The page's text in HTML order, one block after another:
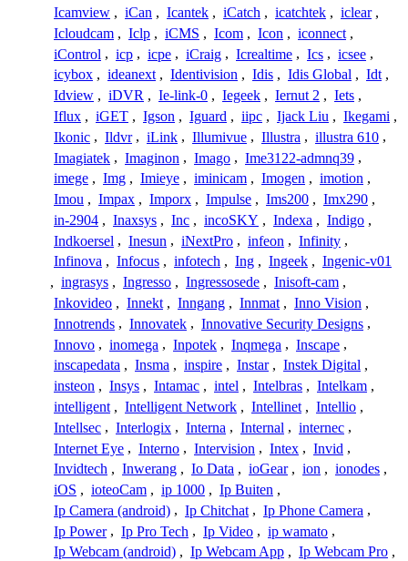
Icamview , iCan , Icantek , iCatch , icatchtek , iclear ,
Icloudcam , Iclp , iCMS , Icom , Icon , iconnect ,
iControl , icp , icpe , iCraig , Icrealtime , Ics , icsee ,
icybox , ideanext , Identivision , Idis , Idis Global , Idt ,
Idview , iDVR , Ie-link-0 , Iegeek , Iernut 2 , Iets ,
Iflux , iGET , Igson , Iguard , iipc , Ijack Liu , Ikegami ,
Ikonic , Ildvr , iLink , Illumivue , Illustra , illustra 610 ,
Imagiatek , Imaginon , Imago , Ime3122-admnq39 ,
imege , Img , Imieye , iminicam , Imogen , imotion ,
Imou , Impax , Imporx , Impulse , Ims200 , Imx290 ,
in-2904 , Inaxsys , Inc , incoSKY , Indexa , Indigo ,
Indkoersel , Inesun , iNextPro , infeon , Infinity ,
Infinova , Infocus , infotech , Ing , Ingeek , Ingenic-v01
, ingrasys , Ingresso , Ingressosede , Inisoft-cam ,
Inkovideo , Innekt , Inngang , Innmat , Inno Vision ,
Innotrends , Innovatek , Innovative Security Designs ,
Innovo , inomega , Inpotek , Inqmega , Inscape ,
inscapedata , Insma , inspire , Instar , Instek Digital ,
insteon , Insys , Intamac , intel , Intelbras , Intelkam ,
intelligent , Intelligent Network , Intellinet , Intellio ,
Intellsec , Interlogix , Interna , Internal , internec ,
Internet Eye , Interno , Intervision , Intex , Invid ,
Invidtech , Inwerang , Io Data , ioGear , ion , ionodes ,
iOS , ioteoCam , ip 1000 , Ip Buiten ,
Ip Camera (android) , Ip Chitchat , Ip Phone Camera ,
Ip Power , Ip Pro Tech , Ip Video , ip wamato ,
Ip Webcam (android) , Ip Webcam App , Ip Webcam Pro ,